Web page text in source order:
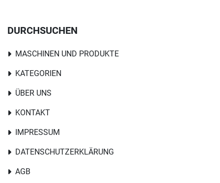
DURCHSUCHEN
MASCHINEN UND PRODUKTE
KATEGORIEN
ÜBER UNS
KONTAKT
IMPRESSUM
DATENSCHUTZERKLÄRUNG
AGB